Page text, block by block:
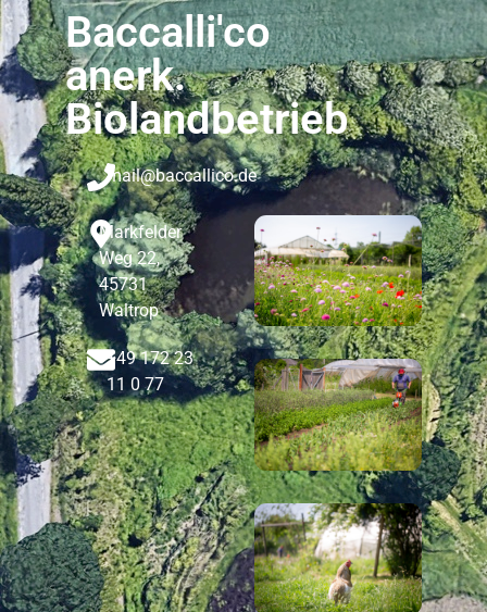
Baccalli'co
anerk.
Biolandbetrieb
mail@baccallico.de
Markfelder
Weg 22,
45731
Waltrop
+49 172 23
11 0 77